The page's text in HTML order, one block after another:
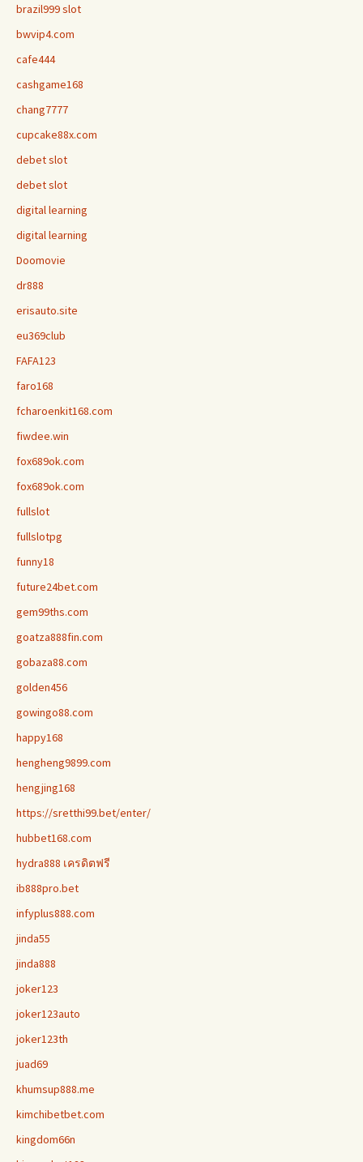
brazil999 slot
bwvip4.com
cafe444
cashgame168
chang7777
cupcake88x.com
debet slot
debet slot
digital learning
digital learning
Doomovie
dr888
erisauto.site
eu369club
FAFA123
faro168
fcharoenkit168.com
fiwdee.win
fox689ok.com
fox689ok.com
fullslot
fullslotpg
funny18
future24bet.com
gem99ths.com
goatza888fin.com
gobaza88.com
golden456
gowingo88.com
happy168
hengheng9899.com
hengjing168
https://sretthi99.bet/enter/
hubbet168.com
hydra888 เครดิตฟรี
ib888pro.bet
infyplus888.com
jinda55
jinda888
joker123
joker123auto
joker123th
juad69
khumsup888.me
kimchibetbet.com
kingdom66n